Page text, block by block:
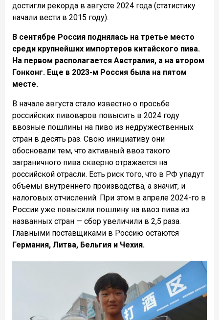
достигли рекорда в августе 2024 года (статистику
начали вести в 2015 году).
В сентябре Россия поднялась на третье место
среди крупнейших импортеров китайского пива.
На первом располагается Австралия, а на втором
Гонконг. Еще в 2023-м Россия была на пятом
месте.
В начале августа стало известно о просьбе
российских пивоваров повысить в 2024 году
ввозные пошлины на пиво из недружественных
стран в десять раз. Свою инициативу они
обосновали тем, что активный ввоз такого
заграничного пива скверно отражается на
российской отрасли. Есть риск того, что в РФ упадут
объемы внутреннего производства, а значит, и
налоговых отчислений. При этом в апреле 2024-го в
России уже повысили пошлину на ввоз пива из
названных стран — сбор увеличили в 2,5 раза.
Главными поставщиками в Россию остаются
Германия, Литва, Бельгия и Чехия.